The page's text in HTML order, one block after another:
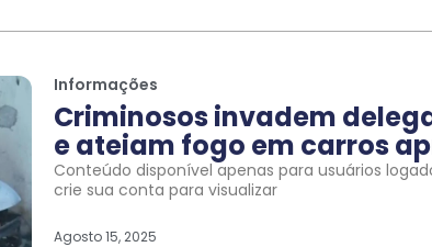
Informações
Criminosos invadem
e ateiam fogo em carros
Conteúdo disponível apenas para usuários
crie sua conta para visualizar
Agosto 15, 2025